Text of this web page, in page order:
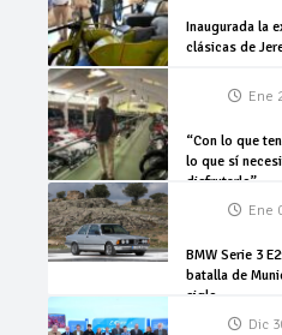
Inaugurada la
clásicas de
Ene
“Con lo que
lo que sí
disfrutarlo”
Ene
BMW Serie 3
batalla de
siglo
Dic